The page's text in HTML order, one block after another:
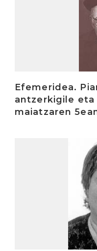
Efemeridea.
antzerkigile eta
maiatzaren